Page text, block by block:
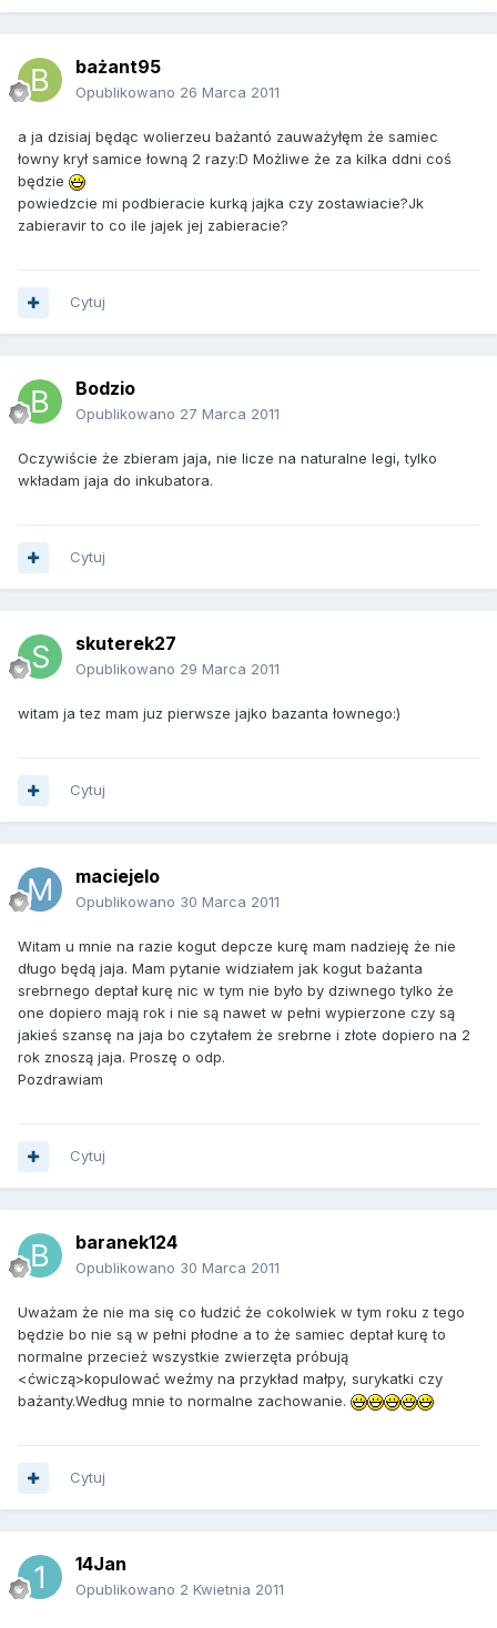
bażant95
Opublikowano 26 Marca 2011
a ja dzisiaj będąc wolierzeu bażantó zauważyłęm że samiec
łowny krył samice łowną 2 razy:D Możliwe że za kilka ddni coś
będzie
powiedzcie mi podbieracie kurką jajka czy zostawiacie?Jk
zabieravir to co ile jajek jej zabieracie?
Cytuj
Bodzio
Opublikowano 27 Marca 2011
Oczywiście że zbieram jaja, nie licze na naturalne legi, tylko
wkładam jaja do inkubatora.
Cytuj
skuterek27
Opublikowano 29 Marca 2011
witam ja tez mam juz pierwsze jajko bazanta łownego:)
Cytuj
maciejelo
Opublikowano 30 Marca 2011
Witam u mnie na razie kogut depcze kurę mam nadzieję że nie
długo będą jaja. Mam pytanie widziałem jak kogut bażanta
srebrnego deptał kurę nic w tym nie było by dziwnego tylko że
one dopiero mają rok i nie są nawet w pełni wypierzone czy są
jakieś szansę na jaja bo czytałem że srebrne i złote dopiero na 2
rok znoszą jaja. Proszę o odp.
Pozdrawiam
Cytuj
baranek124
Opublikowano 30 Marca 2011
Uważam że nie ma się co łudzić że cokolwiek w tym roku z tego
będzie bo nie są w pełni płodne a to że samiec deptał kurę to
normalne przecież wszystkie zwierzęta próbują
<ćwiczą>kopulować weźmy na przykład małpy, surykatki czy
bażanty.Według mnie to normalne zachowanie.
Cytuj
14Jan
Opublikowano 2 Kwietnia 2011